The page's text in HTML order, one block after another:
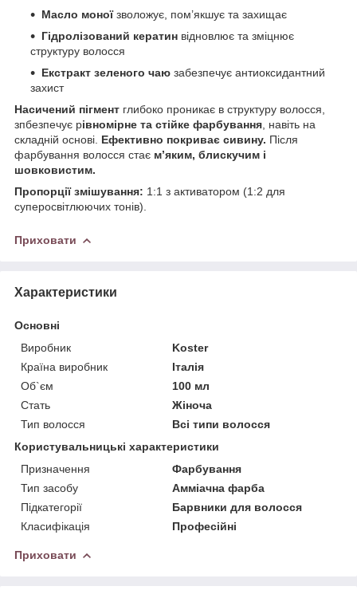
Масло моноїзволожує, пом’якшує та захищає
Гідролізований кератин відновлює та зміцнює
структуру волосся
Екстракт зеленого чаю забезпечує антиоксидантний
захист
Насичений пігмент глибоко проникає в структуру волосся,
зпбезпечує рівномірне та стійке фарбування , навіть на
складній основі. Ефективно покриває сивину. Після
фарбування волосся стає м’яким, блискучим і
шовковистим.
Пропорції змішування: 1:1 з активатором (1:2 для
суперосвітлюючих тонів).
Приховати
Характеристики
Основні
Виробник
Koster
Країна виробник
Італія
Об`єм
100 мл
Стать
Жіноча
Тип волосся
Всі типи волосся
Користувальницькі характеристики
Призначення
Фарбування
Тип засобу
Амміачна фарба
Підкатегорії
Барвники для волосся
Класифікація
Професійні
Приховати